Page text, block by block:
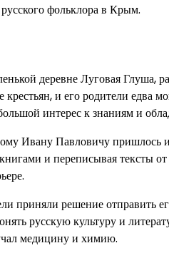
фольклора в Крым.
деревне Луговая
и его родители едва
интерес к знаниям и
Ивану Павловичу пришлось
и переписывая тексты
приняли решение отправить
русскую культуру и
медицину и химию.